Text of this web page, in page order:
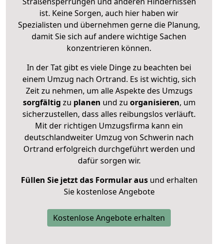
ist. Keine Sorgen, auch hier haben wir
Spezialisten und übernehmen gerne die Planung,
damit Sie sich auf andere wichtige Sachen
konzentrieren können.
In der Tat gibt es viele Dinge zu beachten bei
einem Umzug nach Ortrand. Es ist wichtig, sich
Zeit zu nehmen, um alle Aspekte des Umzugs
sorgfältig zu planen und zu organisieren, um
sicherzustellen, dass alles reibungslos verläuft.
Mit der richtigen Umzugsfirma kann ein
deutschlandweiter Umzug von Schwerin nach
Ortrand erfolgreich durchgeführt werden und
dafür sorgen wir.
Füllen Sie jetzt das Formular ausund erhalten
Sie kostenlose Angebote
Kostenlose Angebote erhalten